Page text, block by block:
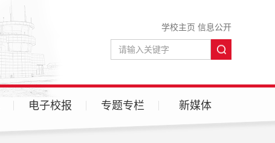
学校主页 信息公开
电子校报 专题专栏 新媒体